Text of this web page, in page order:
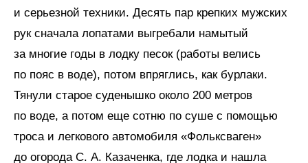
и серьезной техники. Десять пар крепких мужских
рук сначала лопатами выгребали намытый
за многие годы в лодку песок (работы велись
по пояс в воде), потом впряглись, как бурлаки.
Тянули старое суденышко около 200 метров
по воде, а потом еще сотню по суше с помощью
троса и легкового автомобиля «Фольксваген»
до огорода С. А. Казаченка, где лодка и нашла